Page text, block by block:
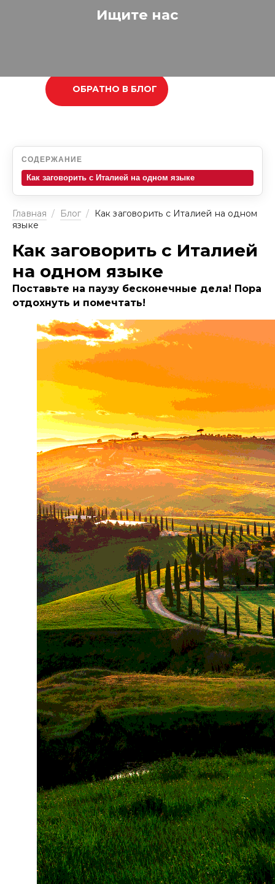
Ищите нас
ОБРАТНО В БЛОГ
СОДЕРЖАНИЕ
Как заговорить с Италией на одном языке
Главная / Блог /
Как заговорить с Италией на одном
языке
Как заговорить с Италией
на одном языке
Поставьте на паузу бесконечные дела! Пора
отдохнуть и помечтать!